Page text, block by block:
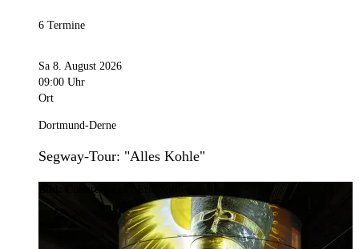
6 Termine
Sa 8. August 2026
09:00 Uhr
Ort
Dortmund-Derne
Segway-Tour: "Alles Kohle"
Culturespaces / Eric Spiller